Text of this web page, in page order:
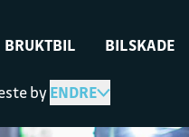
BRUKTBIL BILSKADE
byENDRE